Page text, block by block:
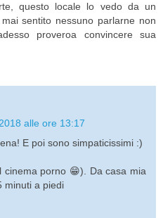
questo locale lo vedo da un
sentito nessuno parlarne non
proveroa convincere sua
alle ore 13:17
E poi sono simpaticissimi :)
cinema porno 😁). Da casa mia
minuti a piedi